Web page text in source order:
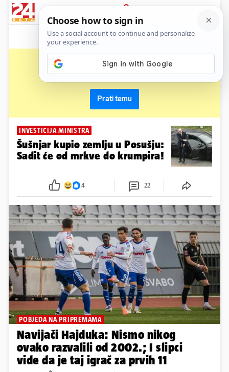
PRIJAVA
News
posušje
Prati temu
INVESTICIJA MINISTRA
Šušnjar kupio zemlju u Posušju:
Sadit će od mrkve do krumpira!
4 22
POBJEDA NA PRIPREMAMA
Navijači Hajduka: Nismo nikog
ovako razvalili od 2002.; I slipci
vide da je taj igrač za prvih 11